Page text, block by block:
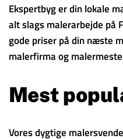
Ekspertbyg er din lokale
alt slags malerarbejde på
gode priser på din næste
malerfirma og
Mest
Vores dygtige